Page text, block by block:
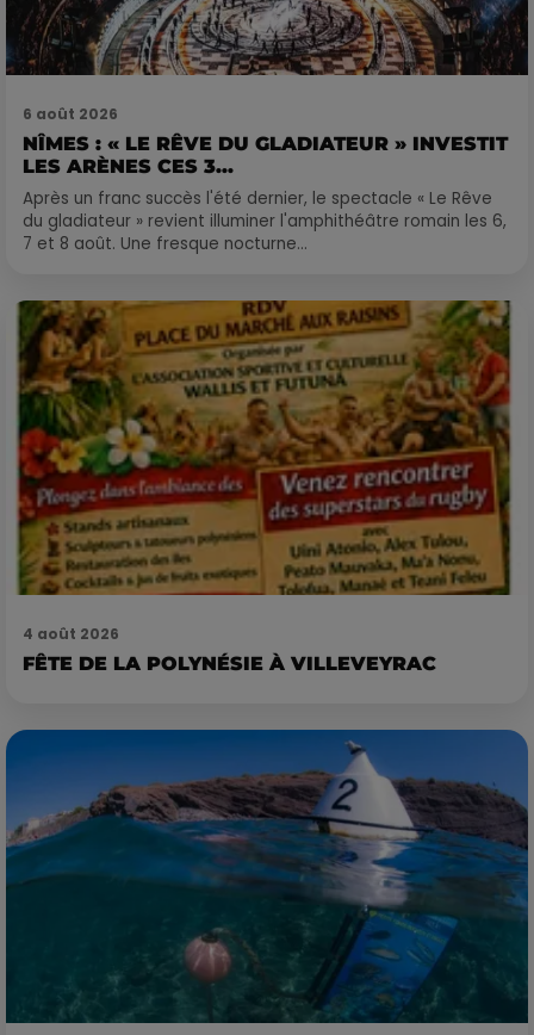
6 août 2026
NÎMES : « LE RÊVE DU GLADIATEUR » INVESTIT
LES ARÈNES CES 3...
Après un franc succès l'été dernier, le spectacle « Le Rêve
du gladiateur » revient illuminer l'amphithéâtre romain les 6,
7 et 8 août. Une fresque nocturne...
4 août 2026
FÊTE DE LA POLYNÉSIE À VILLEVEYRAC